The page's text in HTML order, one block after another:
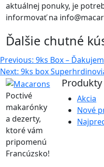
aktuálnej ponuky, je
informovať na
Ďalšie chutné
Navigácia
v
článku
Previous: 9ks Box – Ďakujem
Next: 9ks box
Poctivé
makarónky
a dezerty,
ktoré vám
pripomenú
Francúzsko!
Produkty
Akcia
Nové